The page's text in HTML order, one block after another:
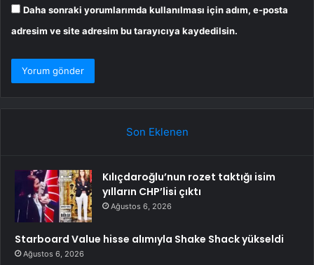
Daha sonraki yorumlarımda kullanılması için adım, e-posta
adresim ve site adresim bu tarayıcıya kaydedilsin.
Son Eklenen
Kılıçdaroğlu’nun rozet taktığı isim
yılların CHP’lisi çıktı
Ağustos 6, 2026
Starboard Value hisse alımıyla Shake Shack yükseldi
Ağustos 6, 2026